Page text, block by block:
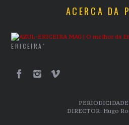
ACERCA DA
ERICEIRA"
DIRECTOR: Hugo